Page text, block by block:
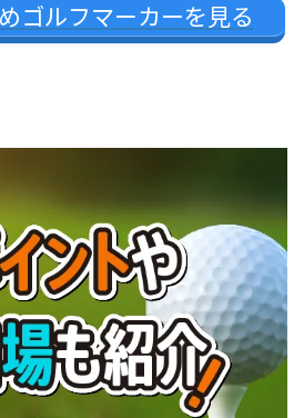
ゴルフマーカーを見る